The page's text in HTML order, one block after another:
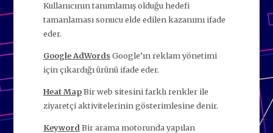
Kullanıcının tanımlamış olduğu hedefi
tamanlaması sonucu elde edilen kazanımı ifade
eder.
Google AdWordsGoogle’ın reklam yönetimi
için çıkardığı ürünü ifade eder.
Heat MapBir web sitesini farklı renkler ile
ziyaretçi aktivitelerinin gösterimlesine denir.
Keyword Bir arama motorunda yapılan